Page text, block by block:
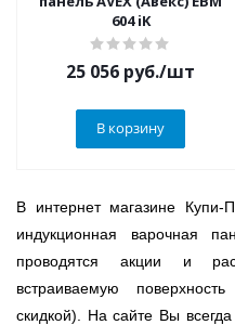
604 iK
25 056 руб./шт
В корзину
В интернет магазине Купи-
индукционная варочная
проводятся акции и
встраиваемую
скидкой). На сайте Вы